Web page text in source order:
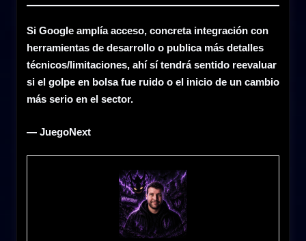
Si Google amplía acceso, concreta integración con
herramientas de desarrollo o publica más detalles
técnicos/limitaciones, ahí sí tendrá sentido reevaluar
si el golpe en bolsa fue ruido o el inicio de un cambio
más serio en el sector.
— JuegoNext